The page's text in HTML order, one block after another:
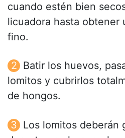
cuando estén bien
licuadora hasta obtener
fino.
Batir los huevos,
lomitos y cubrirlos
de hongos.
Los lomitos deberán